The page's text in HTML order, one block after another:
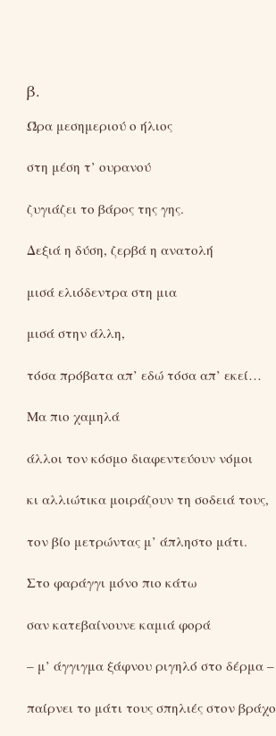
β.
Ώρα μεσημεριού ο ήλιος
στη μέση τ’ ουρανού
ζυγιάζει το βάρος της γης.
Δεξιά η δύση, ζερβά η ανατολή
μισά ελιόδεντρα στη μια
μισά στην άλλη,
τόσα πρόβατα απ’ εδώ τόσα απ’ εκεί…
Μα πιο χαμηλά
άλλοι τον κόσμο διαφεντεύουν νόμοι
κι αλλιώτικα μοιράζουν τη σοδειά τους,
τον βίο μετρώντας μ’ άπληστο μάτι.
Στο φαράγγι μόνο πιο κάτω
σαν κατεβαίνουνε καμιά φορά
– μ’ άγγιγμα ξάφνου ριγηλό στο δέρμα –
παίρνει το μάτι τους σπηλιές στον βράχο